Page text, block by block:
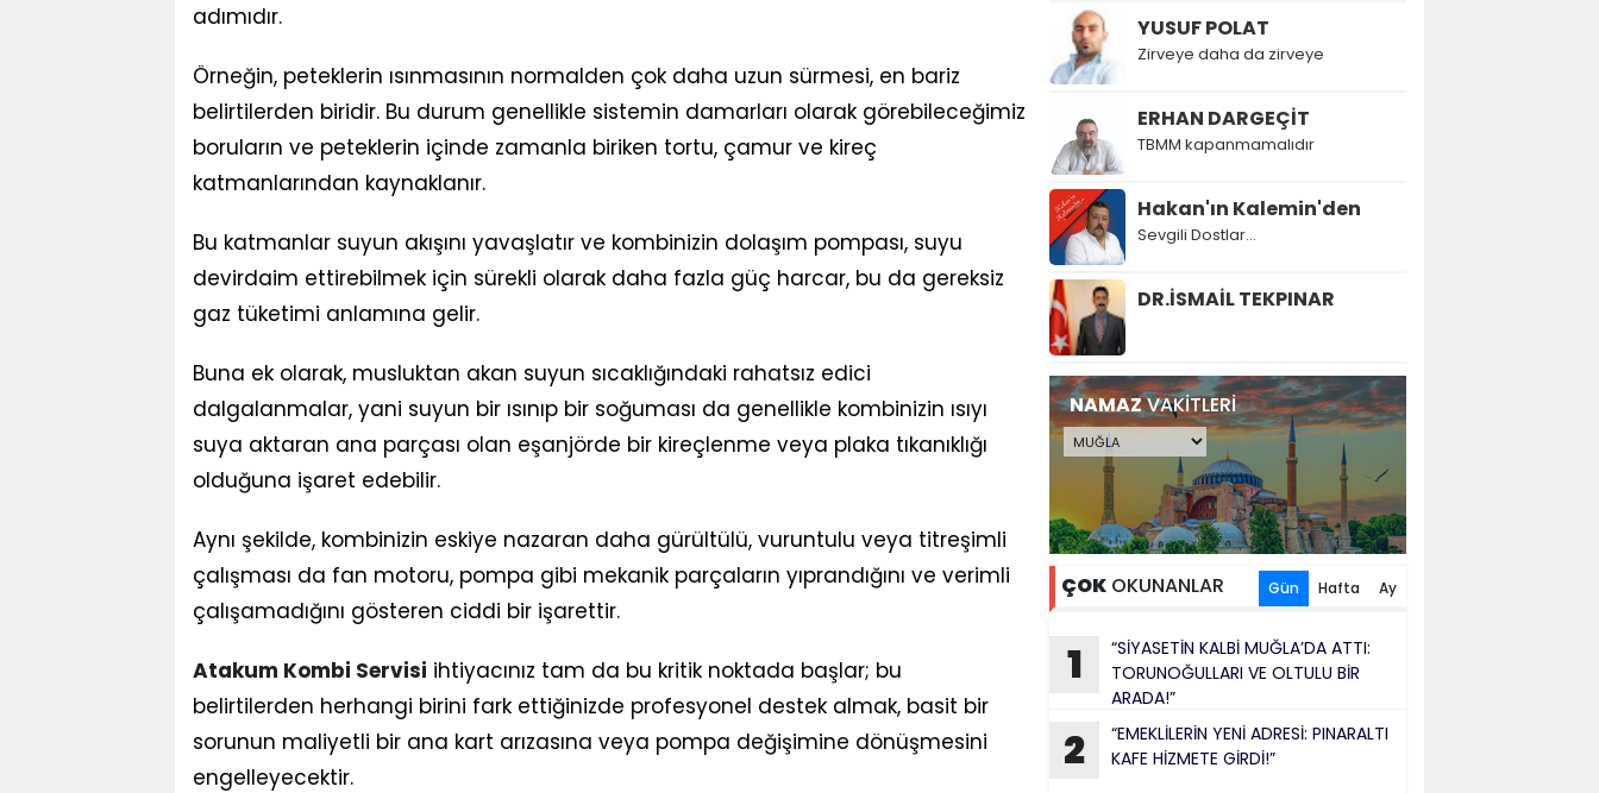
adımıdır.
Örneğin, peteklerin ısınmasının normalden çok daha uzun sürmesi, en bariz
belirtilerden biridir. Bu durum genellikle sistemin damarları olarak görebileceğimiz
boruların ve peteklerin içinde zamanla biriken tortu, çamur ve kireç
katmanlarından kaynaklanır.
Bu katmanlar suyun akışını yavaşlatır ve kombinizin dolaşım pompası, suyu
devirdaim ettirebilmek için sürekli olarak daha fazla güç harcar, bu da gereksiz
gaz tüketimi anlamına gelir.
Buna ek olarak, musluktan akan suyun sıcaklığındaki rahatsız edici
dalgalanmalar, yani suyun bir ısınıp bir soğuması da genellikle kombinizin ısıyı
suya aktaran ana parçası olan eşanjörde bir kireçlenme veya plaka tıkanıklığı
olduğuna işaret edebilir.
Aynı şekilde, kombinizin eskiye nazaran daha gürültülü, vuruntulu veya titreşimli
çalışması da fan motoru, pompa gibi mekanik parçaların yıprandığını ve verimli
çalışamadığını gösteren ciddi bir işarettir.
Atakum Kombi Servisi ihtiyacınız tam da bu kritik noktada başlar; bu
belirtilerden herhangi birini fark ettiğinizde profesyonel destek almak, basit bir
sorunun maliyetli bir ana kart arızasına veya pompa değişimine dönüşmesini
engelleyecektir.
YUSUF POLAT
Zirveye daha da zirveye
ERHAN DARGEÇİT
TBMM kapanmamalıdır
Hakan'ın Kalemin'den
Sevgili Dostlar...
DR.İSMAİL TEKPINAR
NAMAZVAKİTLERİ
ÇOK OKUNANLAR Gün Hafta Ay
1
“SİYASETİN KALBİ MUĞLA’DA ATTI:
TORUNOĞULLARI VE OLTULU BİR
ARADA!”
2
“EMEKLİLERİN YENİ ADRESİ: PINARALTI
KAFE HİZMETE GİRDİ!”